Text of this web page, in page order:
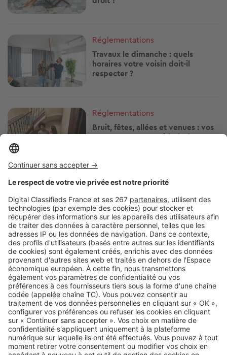
Image
Réglementations
Travaux le dimanche : quels
horaires votre voisin doit-il
respecter ?
Image
Réglementations
Bruit, fêtes, allées et venues : vos
recours contre un Airbnb dans
Image
Réglementations
Arrosage, piscine, lavage de
voiture : quelles restrictions d'eau
près de chez vous ?
Image
Réglementations
Vous plantez une haie ? Ces
essences peuvent vous éviter
bien des problèmes avec le
voisinage